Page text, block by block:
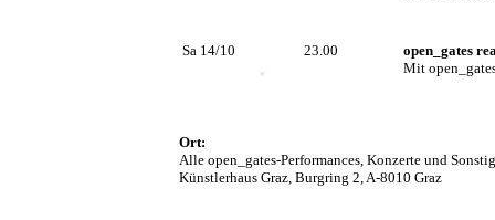
Sa 14/10 23.00
open_gates
Mit
Ort:
Alle open_gates-Performances, Konzerte und
Künstlerhaus Graz, Burgring 2, A-8010 Graz